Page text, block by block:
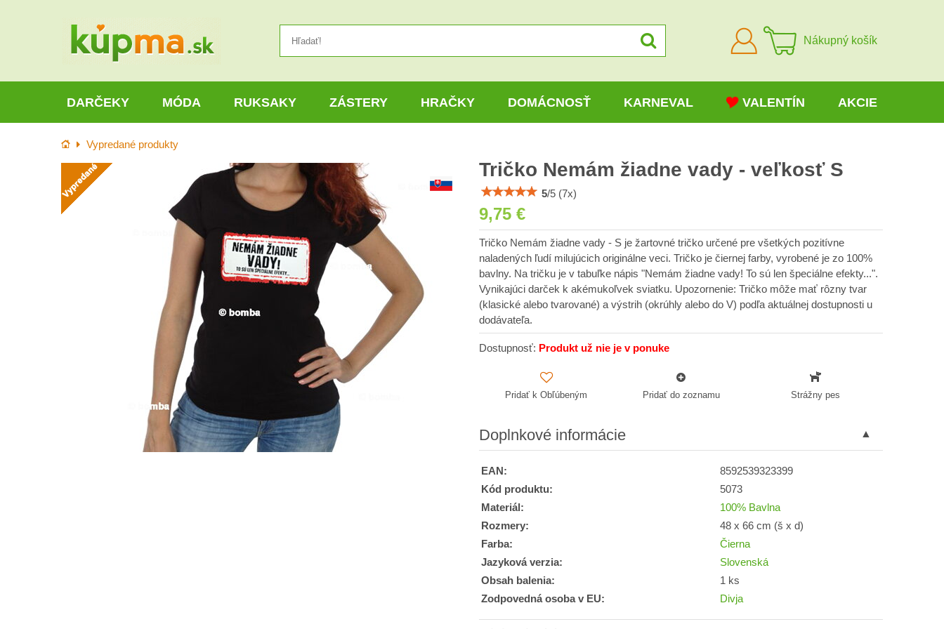
Prihlásiť
sa
Nákupný košík
DARČEKY MÓDA RUKSAKY ZÁSTERY HRAČKY DOMÁCNOSŤ KARNEVAL VALENTÍN AKCIE
Úvod Vypredané produkty
Tričko Nemám žiadne vady - veľkosť S
5/5 (7x)
9,75 €
Tričko Nemám žiadne vady - S je žartovné tričko určené pre všetkých pozitívne
naladených ľudí milujúcich originálne veci. Tričko je čiernej farby, vyrobené je zo 100%
bavlny. Na tričku je v tabuľke nápis "Nemám žiadne vady! To sú len špeciálne efekty...".
Vynikajúci darček k akémukoľvek sviatku. Upozornenie: Tričko môže mať rôzny tvar
(klasické alebo tvarované) a výstrih (okrúhly alebo do V) podľa aktuálnej dostupnosti u
dodávateľa.
Dostupnosť: Produkt už nie je v ponuke
Pridať k Obľúbeným Pridať do zoznamu Strážny pes
Doplnkové informácie
EAN:
8592539323399
Kód produktu:
5073
Materiál:
100% Bavlna
Rozmery:
48 x 66 cm (š x d)
Farba:
Čierna
Jazyková verzia:
Slovenská
Obsah balenia:
1 ks
Zodpovedná osoba v EU:
Divja